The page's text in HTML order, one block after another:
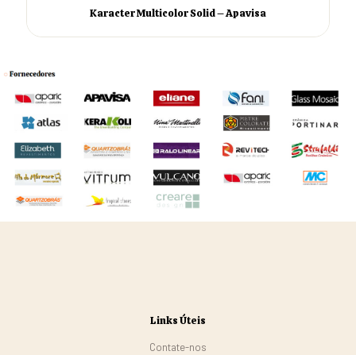
Karacter Multicolor Solid – Apavisa
Links Úteis
Contate-nos